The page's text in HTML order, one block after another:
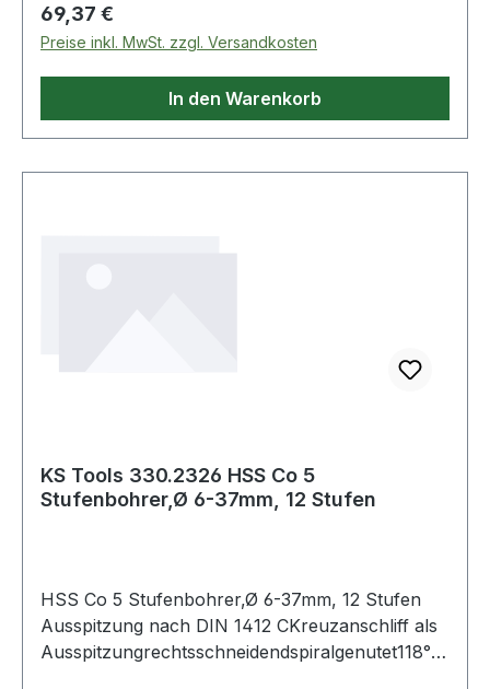
geringe Schneidbelastung. Weitere Produkte im
Bereich HSS Stufenbohrer,Ø 7-32,5mm, 11
Stufen
Regulärer Preis:
69,37 €
Preise inkl. MwSt. zzgl. Versandkosten
In den Warenkorb
KS Tools 330.2326 HSS Co 5
Stufenbohrer,Ø 6-37mm, 12 Stufen
HSS Co 5 Stufenbohrer,Ø 6-37mm, 12 Stufen
Ausspitzung nach DIN 1412 CKreuzanschliff als
Ausspitzungrechtsschneidendspiralgenutet118°